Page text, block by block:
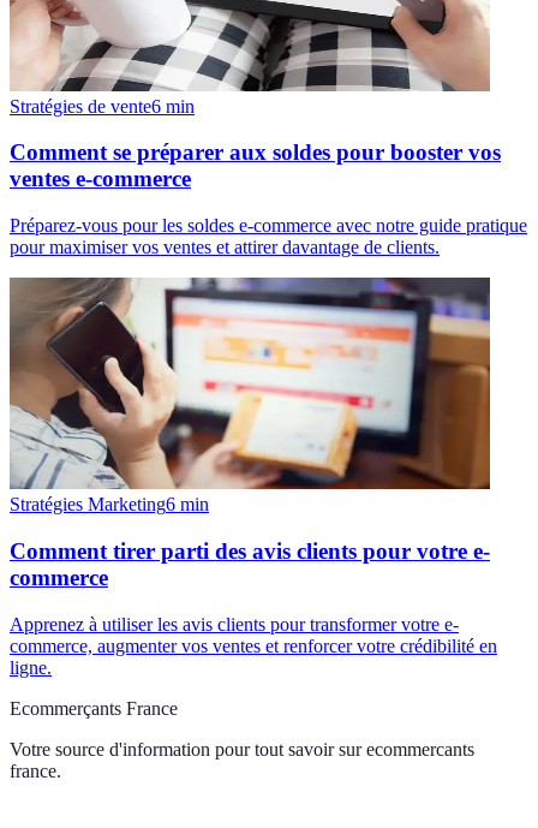
Stratégies de vente6 min
Comment se préparer aux soldes pour booster vos
ventes e-commerce
Préparez-vous pour les soldes e-commerce avec notre guide pratique
pour maximiser vos ventes et attirer davantage de clients.
Stratégies Marketing6 min
Comment tirer parti des avis clients pour votre e-
commerce
Apprenez à utiliser les avis clients pour transformer votre e-
commerce, augmenter vos ventes et renforcer votre crédibilité en
ligne.
Ecommerçants France
Votre source d'information pour tout savoir sur ecommercants
france.